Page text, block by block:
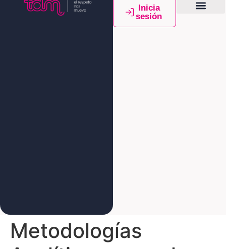
Inicia
sesión
Metodologías